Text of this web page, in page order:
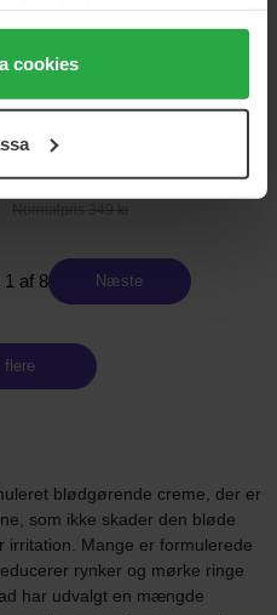
cookies" accepterar du
"Detaljer" kan anpassa
kan när som helst återkalla
cookies
Normalpris 192 kr
Noni Radiant Eye Treatment Oil
Normalpris 349 kr
1 af 8 Næste
flere
blødgørende creme, der er
som ikke skader den bløde
irritation. Mange er formulerede
rynker og mørke ringe
har udvalgt en mængde